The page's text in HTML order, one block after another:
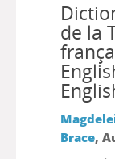
de la
Brace,